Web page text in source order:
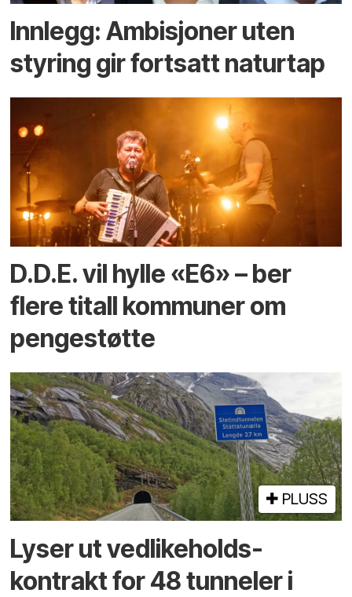
Innlegg: Ambisjoner uten
styring gir fortsatt naturtap
D.D.E. vil hylle «E6» – ber
flere titall kommuner om
pengestøtte
PLUSS
Lyser ut vedlikeholds­
kontrakt for 48 tunneler i